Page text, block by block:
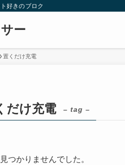
好きのブロク
ー
置くだけ充電
だけ充電 – tag –
つかりませんでした。